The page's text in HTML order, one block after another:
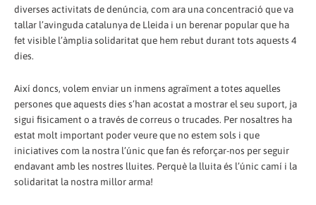
diverses activitats de denúncia, com ara una concentració que va
tallar l’avinguda catalunya de Lleida i un berenar popular que ha
fet visible l’àmplia solidaritat que hem rebut durant tots aquests 4
dies.
Així doncs, volem enviar un inmens agraïment a totes aquelles
persones que aquests dies s’han acostat a mostrar el seu suport, ja
sigui fisicament o a través de correus o trucades. Per nosaltres ha
estat molt important poder veure que no estem sols i que
iniciatives com la nostra l’únic que fan és reforçar-nos per seguir
endavant amb les nostres lluites. Perquè la lluita és l’únic camí i la
solidaritat la nostra millor arma!